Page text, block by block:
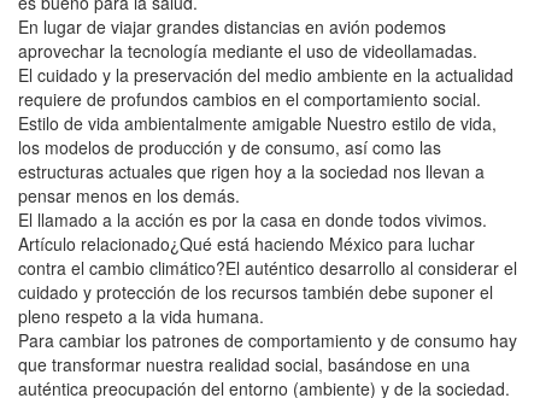
En lugar de viajar grandes distancias en avión podemos
aprovechar la tecnología mediante el uso de videollamadas.
El cuidado y la preservación del medio ambiente en la actualidad
requiere de profundos cambios en el comportamiento social.
Estilo de vida ambientalmente amigable Nuestro estilo de vida,
los modelos de producción y de consumo, así como las
estructuras actuales que rigen hoy a la sociedad nos llevan a
pensar menos en los demás.
El llamado a la acción es por la casa en donde todos vivimos.
Artículo relacionado¿Qué está haciendo México para luchar
contra el cambio climático?El auténtico desarrollo al considerar el
cuidado y protección de los recursos también debe suponer el
pleno respeto a la vida humana.
Para cambiar los patrones de comportamiento y de consumo hay
que transformar nuestra realidad social, basándose en una
auténtica preocupación del entorno (ambiente) y de la sociedad.